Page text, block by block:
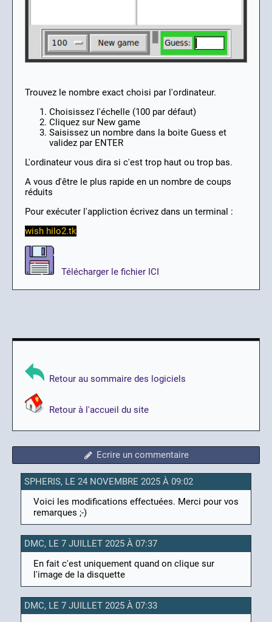
Trouvez le nombre exact choisi par l'ordinateur.
Choisissez l'échelle (100 par défaut)
Cliquez sur New game
Saisissez un nombre dans la boite Guess et
validez par ENTER
L'ordinateur vous dira si c'est trop haut ou trop bas.
A vous d'être le plus rapide en un nombre de coups
réduits
Pour exécuter l'appliction écrivez dans un terminal :
wish hilo2.tk
Télécharger le fichier ICI
Retour au sommaire des logiciels
Retour à l'accueil du site
Ecrire un commentaire
SPHERIS, LE 24 NOVEMBRE 2025 À 09:02
Voici les modifications effectuées. Merci pour vos
remarques ;-)
DMC, LE 7 JUILLET 2025 À 07:37
En fait c'est uniquement quand on clique sur
l'image de la disquette
DMC, LE 7 JUILLET 2025 À 07:33